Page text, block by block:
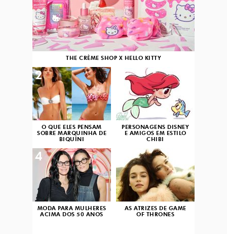
THE CRÈME SHOP X HELLO KITTY
O QUE ELES PENSAM
SOBRE MARQUINHA DE
BIQUÍNI
2
PERSONAGENS DISNEY
E AMIGOS EM ESTILO
CHIBI
3
MODA PARA MULHERES
ACIMA DOS 50 ANOS
4
AS ATRIZES DE GAME
OF THRONES